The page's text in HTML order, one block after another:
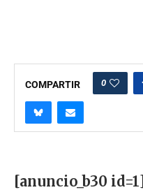
COMPARTIR 0
[anuncio_b30 id=1]